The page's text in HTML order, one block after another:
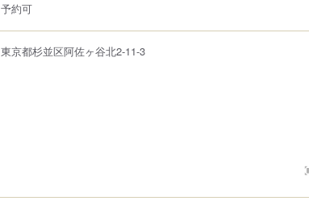
予約可
東京都杉並区阿佐ヶ谷北2-11-3